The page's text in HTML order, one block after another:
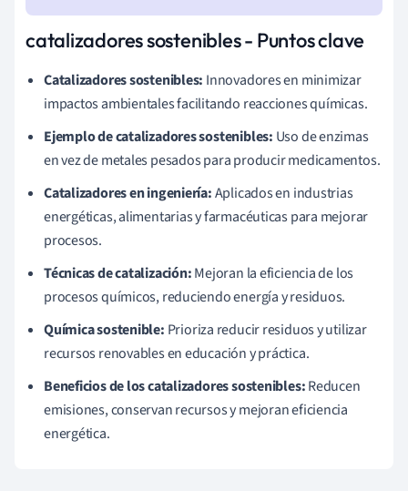
catalizadores sostenibles - Puntos clave
Catalizadores sostenibles: Innovadores en minimizar
impactos ambientales facilitando reacciones químicas.
Ejemplo de catalizadores sostenibles: Uso de enzimas
en vez de metales pesados para producir medicamentos.
Catalizadores en ingeniería:Aplicados en industrias
energéticas, alimentarias y farmacéuticas para mejorar
procesos.
Técnicas de catalización:Mejoran la eficiencia de los
procesos químicos, reduciendo energía y residuos.
Química sostenible: Prioriza reducir residuos y utilizar
recursos renovables en educación y práctica.
Beneficios de los catalizadores sostenibles:Reducen
emisiones, conservan recursos y mejoran eficiencia
energética.